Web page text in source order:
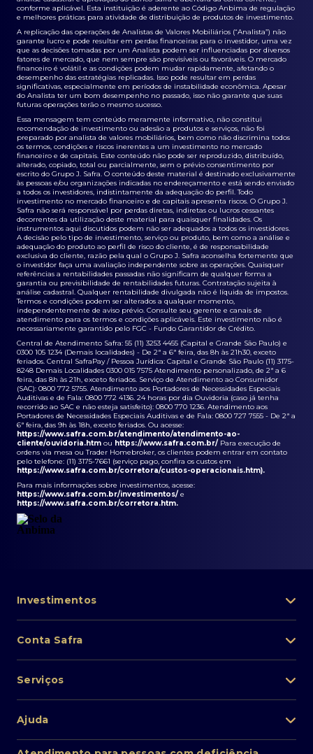
conforme aplicável. Esta instituição é aderente ao Código Anbima de regulação
e melhores práticas para atividade de distribuição de produtos de investimento.
A replicação das operações de Analistas de Valores Mobiliários (“Analista”) não
garante lucro e pode resultar em perdas financeiras para o investidor, uma vez
que as decisões tomadas por um Analista podem ser influenciadas por diversos
fatores de mercado, que nem sempre são previsíveis ou favoráveis. O mercado
financeiro é volátil e as condições podem mudar rapidamente, afetando o
desempenho das estratégias replicadas. Isso pode resultar em perdas
significativas, especialmente em períodos de instabilidade econômica. Apesar
do Analista ter um bom desempenho no passado, isso não garante que suas
futuras operações terão o mesmo sucesso.
Essa mensagem tem conteúdo meramente informativo, não constitui
recomendação de investimento ou adesão a produtos e serviços, não foi
preparado por analista de valores mobiliários, bem como não discrimina todos
os termos, condições e riscos inerentes a um investimento no mercado
financeiro e de capitais. Este conteúdo não pode ser reproduzido, distribuído,
alterado, copiado, total ou parcialmente, sem o prévio consentimento por
escrito do Grupo J. Safra. O conteúdo deste material é destinado exclusivamente
às pessoas e/ou organizações indicadas no endereçamento e está sendo enviado
a todos os investidores, indistintamente da adequação do perfil. Todo
investimento no mercado financeiro e de capitais apresenta riscos. O Grupo J.
Safra não será responsável por perdas diretas, indiretas ou lucros cessantes
decorrentes da utilização deste material para quaisquer finalidades. Os
instrumentos aqui discutidos podem não ser adequados a todos os investidores.
A decisão pelo tipo de investimento, serviço ou produto, bem como a análise e
adequação do produto ao perfil de risco do cliente, é de responsabilidade
exclusiva do cliente, razão pela qual o Grupo J. Safra aconselha fortemente que
o investidor faça uma avaliação independente sobre as operações. Quaisquer
referências a rentabilidades passadas não significam de qualquer forma a
garantia ou previsibilidade de rentabilidades futuras. Contratação sujeita à
análise cadastral. Qualquer rentabilidade divulgada não é líquida de impostos.
Termos e condições podem ser alterados a qualquer momento,
independentemente de aviso prévio. Consulte seu gerente e canais de
atendimento para os termos e condições aplicáveis. Este investimento não é
necessariamente garantido pelo FGC - Fundo Garantidor de Crédito.
Central de Atendimento Safra: 55 (11) 3253 4455 (Capital e Grande São Paulo) e
0300 105 1234 (Demais localidades) - De 2ª a 6ª feira, das 8h às 21h30, exceto
feriados. Central SafraPay / Pessoa Jurídica: Capital e Grande São Paulo (11) 3175-
8248 Demais Localidades 0300 015 7575 Atendimento personalizado, de 2ª a 6
feira, das 8h às 21h, exceto feriados. Serviço de Atendimento ao Consumidor
(SAC): 0800 772 5755. Atendimento aos Portadores de Necessidades Especiais
Auditivas e de Fala: 0800 772 4136. 24 horas por dia Ouvidoria (caso já tenha
recorrido ao SAC e não esteja satisfeito): 0800 770 1236. Atendimento aos
Portadores de Necessidades Especiais Auditivas e de Fala: 0800 727 7555 - De 2ª a
6ª feira, das 9h às 18h, exceto feriados. Ou acesse:
https://www.safra.com.br/atendimento/atendimento-ao-
cliente/ouvidoria.htm ou https://www.safra.com.br/ Para execução de
ordens via mesa ou Trader Homebroker, os clientes podem entrar em contato
pelo telefone: (11) 3175-7661 (serviço pago, confira os custos em
https://www.safra.com.br/corretora/custos-operacionais.htm).
Para mais informações sobre investimentos, acesse:
https://www.safra.com.br/investimentos/ e
https://www.safra.com.br/corretora.htm.
Investimentos
Lista de fundos de investimento
Private Banking
Renda fixa
Conta Safra
Pessoa Física
Cartões
Empréstimos e financiamentos
Serviços
Perda/roubo de celular
Ajuda
Atendimento ao cliente